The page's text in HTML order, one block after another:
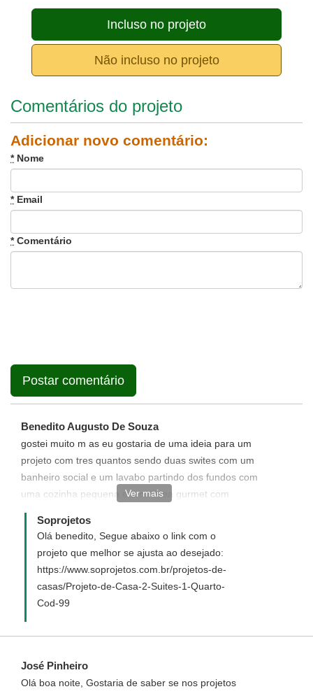
Incluso no projeto
Não incluso no projeto
Comentários do projeto
Adicionar novo comentário:
*Nome
*Email
*Comentário
Benedito Augusto De Souza
gostei muito m as eu gostaria de uma ideia para um
projeto com tres quantos sendo duas swites com um
banheiro social e um lavabo partindo dos fundos com
uma cozinha pequena e uma area gurmet com
lavanderia proximas nym terrena de 11 de fundo por 15
de fren te com uma profundidade de 26m
Ver mais
Soprojetos
Olá benedito, Segue abaixo o link com o
projeto que melhor se ajusta ao desejado:
https://www.soprojetos.com.br/projetos-de-
casas/Projeto-de-Casa-2-Suites-1-Quarto-
Cod-99
José Pinheiro
Olá boa noite, Gostaria de saber se nos projetos